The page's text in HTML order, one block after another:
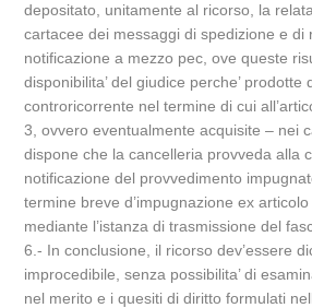
depositato, unitamente al ricorso, la
cartacee dei messaggi di spedizione e di
notificazione a mezzo pec, ove queste
disponibilita’ del giudice perche’ prodotte
controricorrente nel termine di cui
3, ovvero eventualmente acquisite – nei
dispone che la cancelleria provveda alla
notificazione del provvedimento
termine breve d’impugnazione ex
mediante l’istanza di trasmissione del
6.- In conclusione, il ricorso dev’essere
improcedibile, senza possibilita’ di
nel merito e i quesiti di diritto formulati